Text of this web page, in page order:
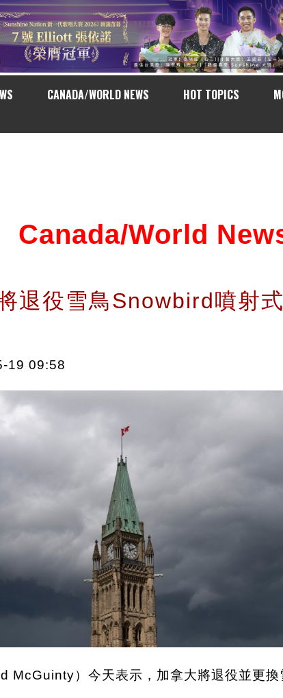
CANADA/WORLD NEWS HOT TOPICS
Canada/World
退役雪鳥Snowbird噴射
19 09:58
McGuinty）今天表示，加拿大將退役並更